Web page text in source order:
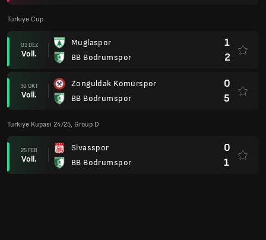
Turkiye Cup
03 DEZ
Voll.
Muglaspor
BB Bodrumspor
1
2
30 OKT
Voll.
Zonguldak Kömürspor
BB Bodrumspor
0
5
Turkiye Kupasi 24/25, Group D
25 FEB
Voll.
Sivasspor
BB Bodrumspor
0
1